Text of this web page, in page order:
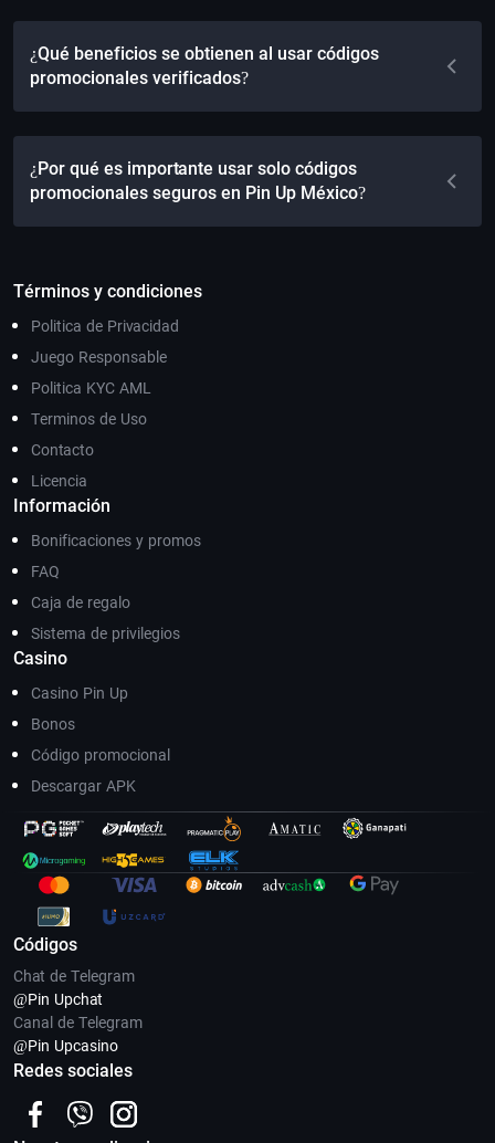
¿Qué beneficios se obtienen al usar códigos
promocionales verificados?
¿Por qué es importante usar solo códigos
promocionales seguros en Pin Up México?
Términos y condiciones
Politica de Privacidad
Juego Responsable
Politica KYC AML
Terminos de Uso
Contacto
Licencia
Información
Bonificaciones y promos
FAQ
Caja de regalo
Sistema de privilegios
Casino
Casino Pin Up
Bonos
Código promocional
Descargar APK
Códigos
Chat de Telegram
@Pin Upсhat
Canal de Telegram
@Pin Upcasino
Redes sociales